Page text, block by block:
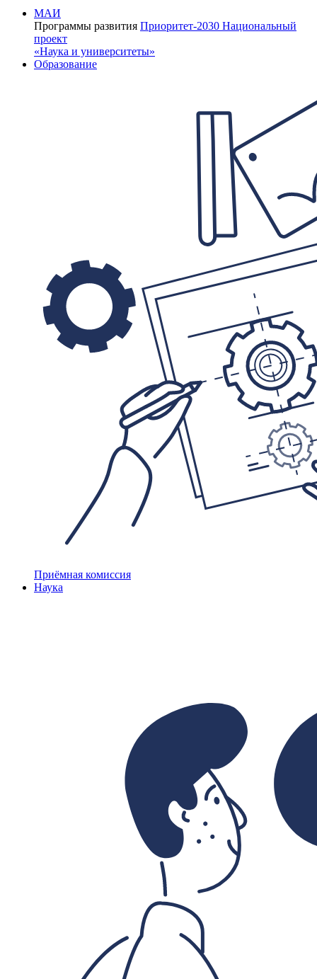
МАИ
Программы развития Приоритет-2030 Национальный
проект
«Наука и университеты»
Образование
Приёмная комиссия
Наука